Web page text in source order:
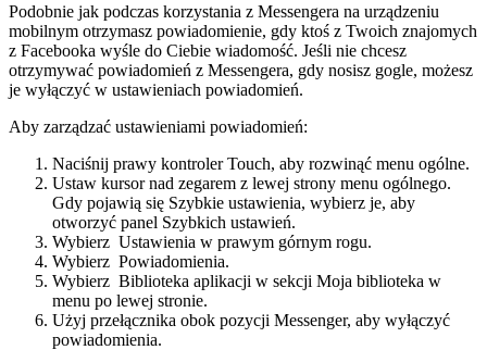
Podobnie jak podczas korzystania z Messengera na urządzeniu
mobilnym otrzymasz powiadomienie, gdy ktoś z Twoich znajomych
z Facebooka wyśle do Ciebie wiadomość. Jeśli nie chcesz
otrzymywać powiadomień z Messengera, gdy nosisz gogle, możesz
je wyłączyć w ustawieniach powiadomień.
Aby zarządzać ustawieniami powiadomień:
Naciśnij prawy kontroler Touch, aby rozwinąć menu ogólne.
Ustaw kursor nad zegarem z lewej strony menu ogólnego.
Gdy pojawią się Szybkie ustawienia, wybierz je, aby
otworzyć panel Szybkich ustawień.
Wybierz Ustawienia w prawym górnym rogu.
Wybierz Powiadomienia.
Wybierz Biblioteka aplikacji w sekcji Moja biblioteka w
menu po lewej stronie.
Użyj przełącznika obok pozycji Messenger, aby wyłączyć
powiadomienia.